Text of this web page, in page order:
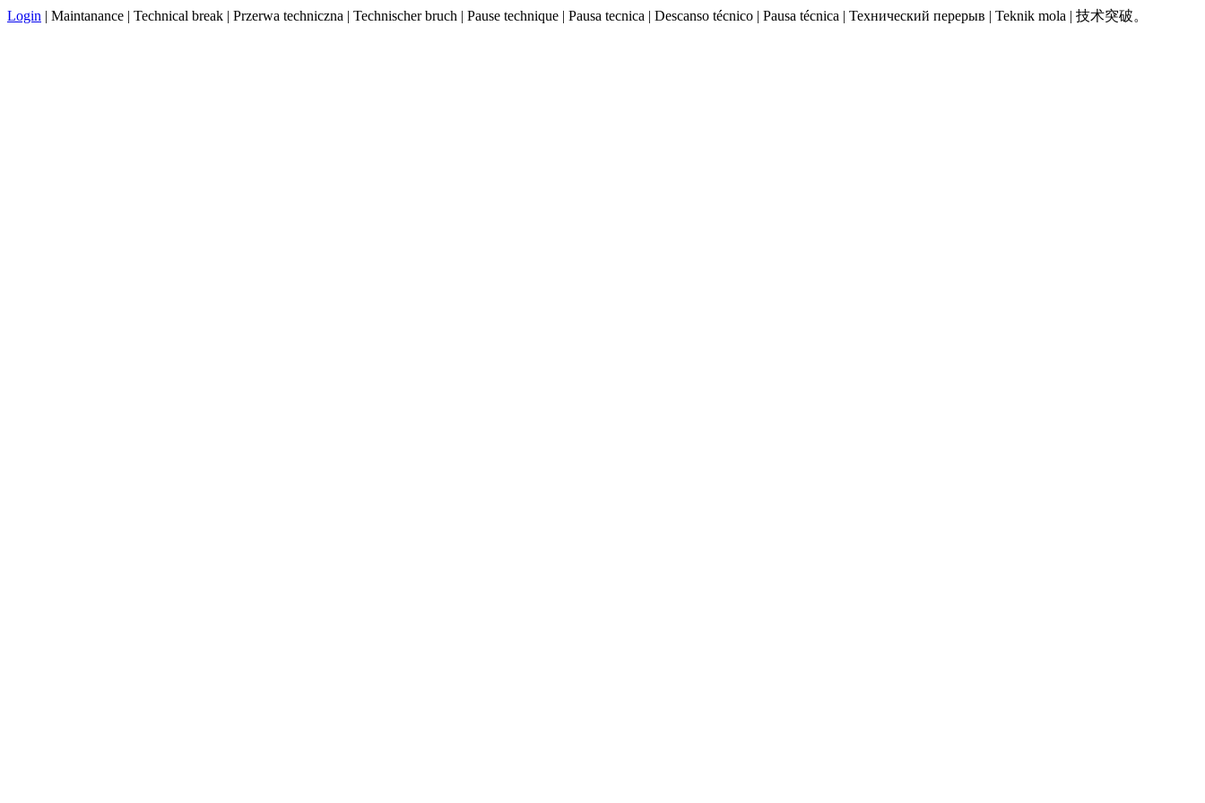
Login | Maintanance | Technical break | Przerwa techniczna | Technischer bruch | Pause technique | Pausa tecnica | Descanso técnico | Pausa técnica | Технический перерыв | Teknik mola | 技术突破。